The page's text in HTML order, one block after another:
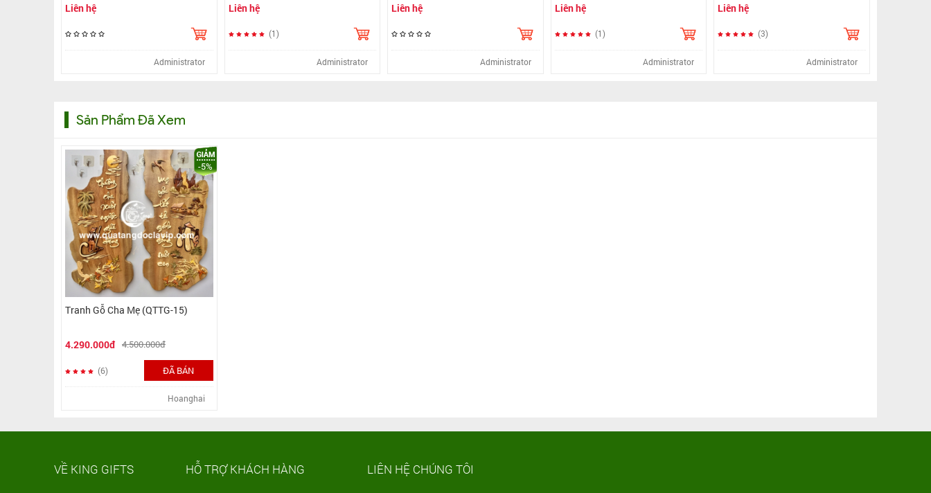
Liên hệ
Administrator
Liên hệ
Administrator
Liên hệ
Administrator
Liên hệ
Administrator
Liên hệ
Administrator
Sản Phẩm Đã Xem
Tranh Gỗ Cha Mẹ (QTTG-15)
4.290.000đ 4.500.000đ
-5%
(6) ĐÃ BÁN
Hoanghai
VỀ KING GIFTS HỖ TRỢ KHÁCH HÀNG LIÊN HỆ CHÚNG TÔI